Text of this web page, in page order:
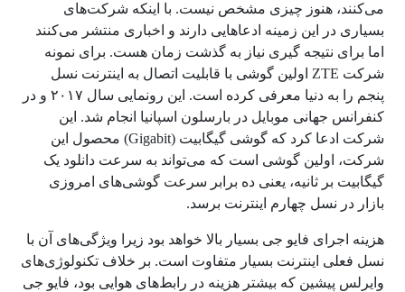
می‌کنند، هنوز چیزی مشخص نیست. با اینکه شرکت‌های
بسیاری در این زمینه ادعاهایی دارند و اخباری منتشر می‌کنند
اما برای نتیجه گیری نیاز به گذشت زمان هست. برای نمونه
شرکت ZTE اولین گوشی با قابلیت اتصال به اینترنت نسل
پنجم را به دنیا معرفی کرده است. این رونمایی سال ۲۰۱۷ و در
کنفرانس جهانی موبایل در بارسلون اسپانیا انجام شد. این
شرکت ادعا کرد که گوشی گیگابیت (Gigabit) محصول این
شرکت، اولین گوشی است که می‌تواند به سرعت دانلود یک
گیگابیت بر ثانیه، یعنی ده برابر سرعت گوشی‌های امروزی
بازار در نسل چهارم اینترنت برسد.
هزینه اجرای فایو جی بسیار بالا خواهد بود زیرا ویژگی‌های آن با
نسل فعلی اینترنت بسیار متفاوت است. بر خلاف تکنولوژی‌های
وایرلس پیشین که بیشتر هزینه در رابط‌های هوایی بود، فایو جی